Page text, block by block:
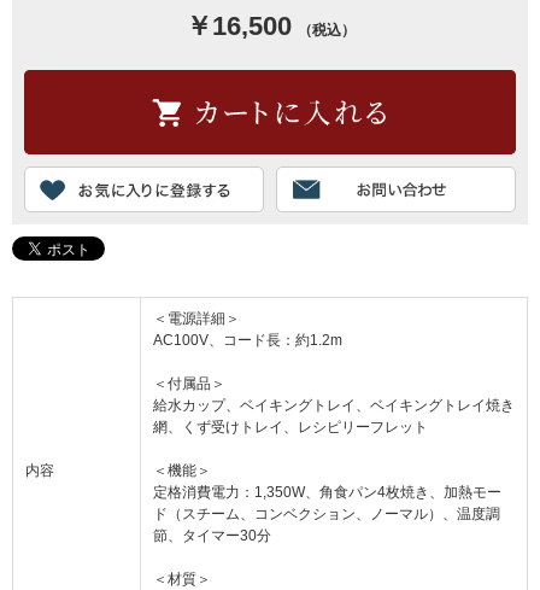
￥16,500 （税込）
内容
＜電源詳細＞
AC100V、コード長：約1.2m
＜付属品＞
給水カップ、ベイキングトレイ、ベイキングトレイ焼き
網、くず受けトレイ、レシピリーフレット
＜機能＞
定格消費電力：1,350W、角食パン4枚焼き、加熱モー
ド（スチーム、コンベクション、ノーマル）、温度調
節、タイマー30分
＜材質＞